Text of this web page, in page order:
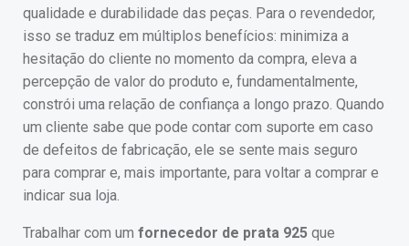
qualidade e durabilidade das peças. Para o revendedor,
isso se traduz em múltiplos benefícios: minimiza a
hesitação do cliente no momento da compra, eleva a
percepção de valor do produto e, fundamentalmente,
constrói uma relação de confiança a longo prazo. Quando
um cliente sabe que pode contar com suporte em caso
de defeitos de fabricação, ele se sente mais seguro
para comprar e, mais importante, para voltar a comprar e
indicar sua loja.
Trabalhar com um fornecedor de prata 925 que